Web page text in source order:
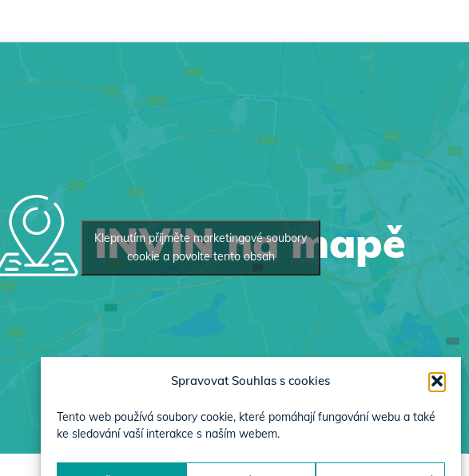
Spravovat Souhlas s cookies
Tento web používá soubory cookie, které pomáhají fungování webu a také
ke sledování vaší interakce s naším webem.
INVIN na mapě
Klepnutím přijměte marketingové soubory
cookie a povolte tento obsah